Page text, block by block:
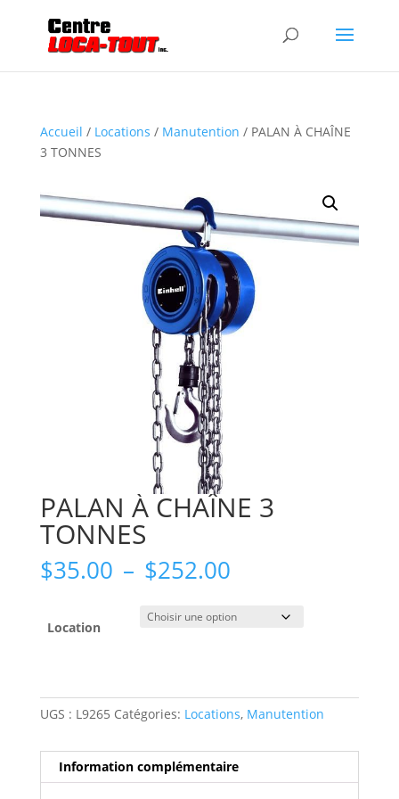
Accueil / Locations / Manutention / PALAN À CHAÎNE
3 TONNES
PALAN À CHAÎNE 3
TONNES
$35.00 – $252.00Plage
prix :
$35.00
Location
UGS : L9265 Catégories: Locations, Manutention
Information complémentaire